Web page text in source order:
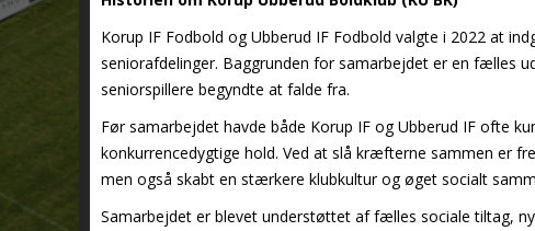
Korup IF Fodbold og Ubberud IF Fodbold valgte i 2022 at
seniorafdelinger. Baggrunden for samarbejdet er en fælles
seniorspillere begyndte at falde fra.
Før samarbejdet havde både Korup IF og Ubberud IF ofte
konkurrencedygtige hold. Ved at slå kræfterne sammen er
men også skabt en stærkere klubkultur og øget socialt
Samarbejdet er blevet understøttet af fælles sociale tiltag,